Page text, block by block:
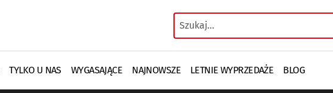
TYLKO U NAS WYGASAJĄCE NAJNOWSZE LETNIE WYPRZEDAŻE BLOG